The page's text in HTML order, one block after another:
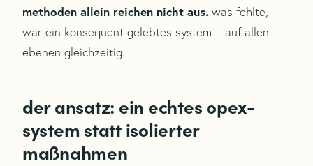
methoden allein reichen nicht aus. was fehlte,
war ein konsequent gelebtes system – auf allen
ebenen gleichzeitig.
der ansatz: ein echtes opex-
system statt isolierter
maßnahmen